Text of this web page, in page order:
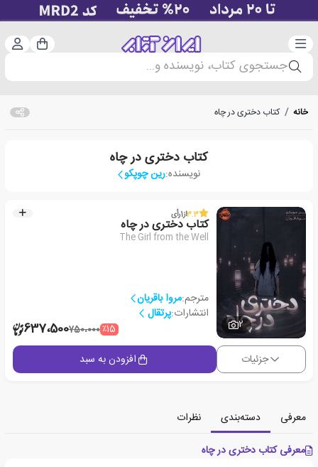
دسته‌بندی سبد
جستجوی کتاب، نویسنده و...
خانه / کتاب دختری در چاه
کتاب دختری در چاه
نویسنده:رین چوپکو
2
3.3از1رأی
کتاب دختری در چاه
The Girl from the Well
مترجم:مروا باقریان
انتشارات:پرتقال
٪15750،000637،500
جزئیات افزودن به سبد
معرفی دسته‌بندی
نظرات
معرفی کتاب دختری در چاه